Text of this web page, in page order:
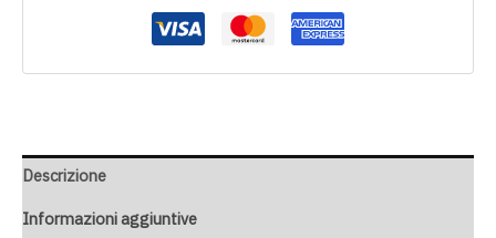
Descrizione
Informazioni aggiuntive